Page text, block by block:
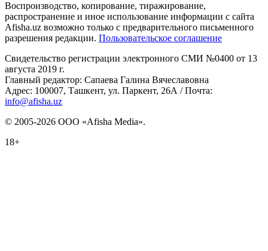
Воспроизводство, копирование, тиражирование,
распространение и иное использование информации с сайта
Afisha.uz возможно только с предварительного письменного
разрешения редакции. Пользовательское соглашение
Свидетельство регистрации электронного СМИ №0400 от 13
августа 2019 г.
Главный редактор: Сапаева Галина Вячеславовна
Адрес: 100007, Ташкент, ул. Паркент, 26А / Почта:
info@afisha.uz
© 2005-2026 ООО «Afisha Media».
18+